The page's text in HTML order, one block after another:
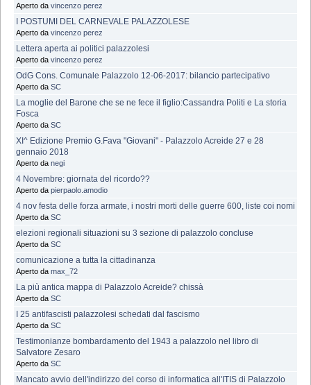
Aperto da vincenzo perez
I POSTUMI DEL CARNEVALE PALAZZOLESE
Aperto da vincenzo perez
Lettera aperta ai politici palazzolesi
Aperto da vincenzo perez
OdG Cons. Comunale Palazzolo 12-06-2017: bilancio partecipativo
Aperto da SC
La moglie del Barone che se ne fece il figlio:Cassandra Politi e La storia
Fosca
Aperto da SC
XI^ Edizione Premio G.Fava "Giovani" - Palazzolo Acreide 27 e 28
gennaio 2018
Aperto da negi
4 Novembre: giornata del ricordo??
Aperto da pierpaolo.amodio
4 nov festa delle forza armate, i nostri morti delle guerre 600, liste coi nomi
Aperto da SC
elezioni regionali situazioni su 3 sezione di palazzolo concluse
Aperto da SC
comunicazione a tutta la cittadinanza
Aperto da max_72
La più antica mappa di Palazzolo Acreide? chissà
Aperto da SC
I 25 antifascisti palazzolesi schedati dal fascismo
Aperto da SC
Testimonianze bombardamento del 1943 a palazzolo nel libro di
Salvatore Zesaro
Aperto da SC
Mancato avvio dell'indirizzo del corso di informatica all'ITIS di Palazzolo